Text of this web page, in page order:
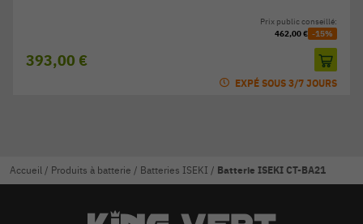
393,00 €
Prix public conseillé:
462,00 € -15%
EXPÉ SOUS 3/7 JOURS
Accueil / Produits à batterie / Batteries ISEKI / Batterie ISEKI CT-BA21